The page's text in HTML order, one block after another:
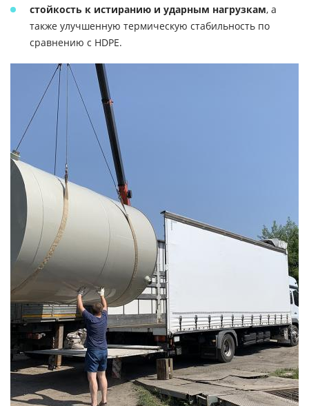
стойкость к истиранию и ударным нагрузкам, а
также улучшенную термическую стабильность по
сравнению с HDPE.